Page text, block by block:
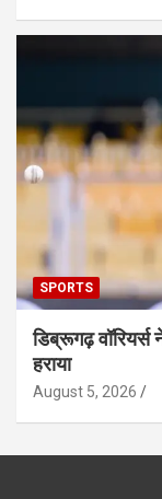
SPORTS
डिब्रूगढ़
हराया
August 5, 2026